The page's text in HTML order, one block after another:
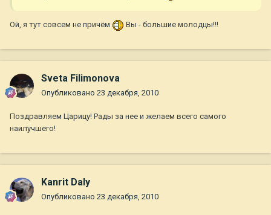
Ой, я тут совсем не причём Вы - большие молодцы!!!
Sveta Filimonova
Опубликовано 23 декабря, 2010
Поздравляем Царицу! Рады за нее и желаем всего самого
наилучшего!
Kanrit Daly
Опубликовано 23 декабря, 2010